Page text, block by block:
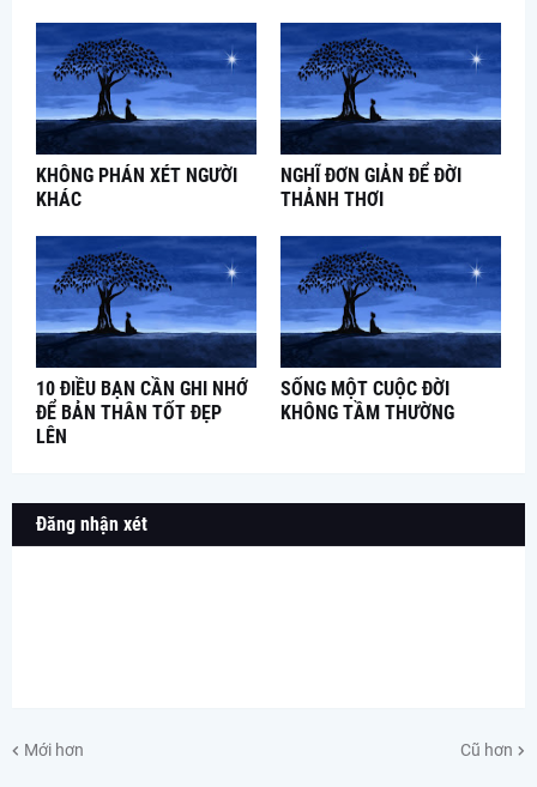
KHÔNG PHÁN XÉT NGƯỜI
KHÁC
NGHĨ ĐƠN GIẢN ĐỂ ĐỜI
THẢNH THƠI
10 ĐIỀU BẠN CẦN GHI NHỚ
ĐỂ BẢN THÂN TỐT ĐẸP
LÊN
SỐNG MỘT CUỘC ĐỜI
KHÔNG TẦM THƯỜNG
Đăng nhận xét
Mới hơn Cũ hơn